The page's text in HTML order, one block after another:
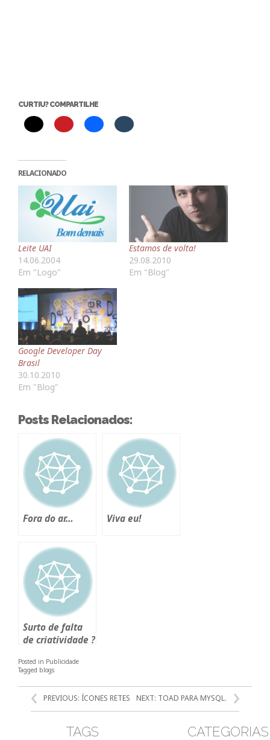
CURTIU? COMPARTILHE
RELACIONADO
Leite UAI
14.06.2004
Em "Logo"
Estamos de volta!
29.08.2010
Em "Blog"
Google Developer Day
Brasil
30.10.2010
Em "Blog"
Posts Relacionados:
Fora do ar… Viva eu!
Surto de falta
de criatividade ?
Posted in Publicidade
Tagged blogs
POST
PREVIOUS: ÍCONES RETES NEXT: TOAD PARA MYSQL.
TAGS CATEGORIAS